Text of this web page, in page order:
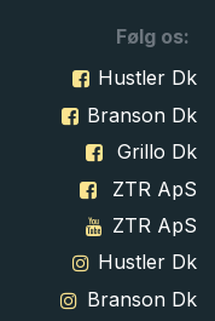
Følg os:
Hustler Dk
Branson Dk
Grillo Dk
ZTR ApS
ZTR ApS
Hustler Dk
Branson Dk